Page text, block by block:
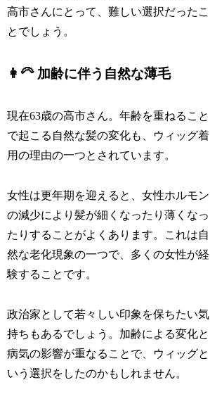
高市さんにとって、難しい選択だったこ
とでしょう。
👩‍🦳 加齢に伴う自然な薄毛
現在63歳の高市さん。年齢を重ねること
で起こる自然な髪の変化も、ウィッグ着
用の理由の一つとされています。
女性は更年期を迎えると、女性ホルモン
の減少により髪が細くなったり薄くなっ
たりすることがよくあります。これは自
然な老化現象の一つで、多くの女性が経
験することです。
政治家として若々しい印象を保ちたい気
持ちもあるでしょう。加齢による変化と
病気の影響が重なることで、ウィッグと
いう選択をしたのかもしれません。